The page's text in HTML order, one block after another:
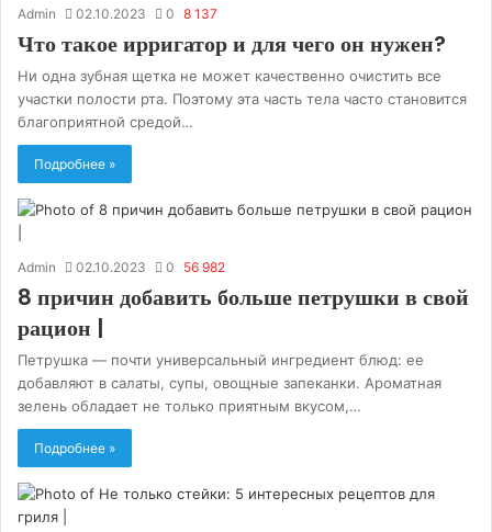
Admin 02.10.2023 0 8 137
Что такое ирригатор и для чего он нужен?
Ни одна зубная щетка не может качественно очистить все
участки полости рта. Поэтому эта часть тела часто становится
благоприятной средой…
Подробнее »
Admin 02.10.2023 0 56 982
8 причин добавить больше петрушки в свой
рацион |
Петрушка — почти универсальный ингредиент блюд: ее
добавляют в салаты, супы, овощные запеканки. Ароматная
зелень обладает не только приятным вкусом,…
Подробнее »